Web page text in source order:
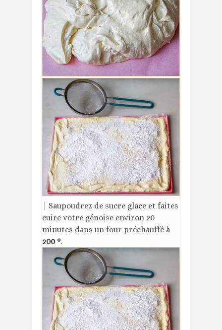
Saupoudrez de sucre glace et faites
cuire votre génoise environ 20
minutes dans un four préchauffé à
200 °.